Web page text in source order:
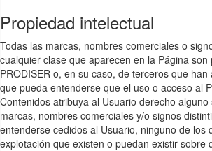
Propiedad intelectual
Todas las marcas, nombres comerciales o
cualquier clase que aparecen en la Página son
PRODISER o, en su caso, de terceros que
que pueda entenderse que el uso o acceso al
Contenidos atribuya al Usuario derecho
marcas, nombres comerciales y/o signos
entenderse cedidos al Usuario, ninguno de los
explotación que existen o puedan existir sobre